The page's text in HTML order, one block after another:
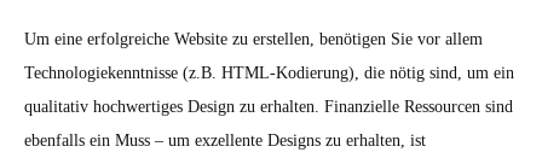
Um eine erfolgreiche Website zu erstellen, benötigen Sie vor allem
Technologiekenntnisse (z.B. HTML-Kodierung), die nötig sind, um ein
qualitativ hochwertiges Design zu erhalten. Finanzielle Ressourcen sind
ebenfalls ein Muss – um exzellente Designs zu erhalten, ist